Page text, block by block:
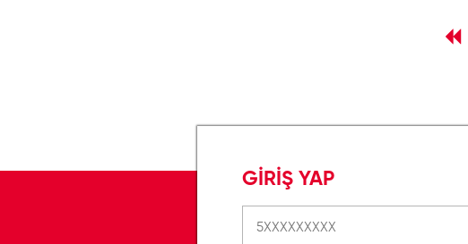
GİRİŞ YAP